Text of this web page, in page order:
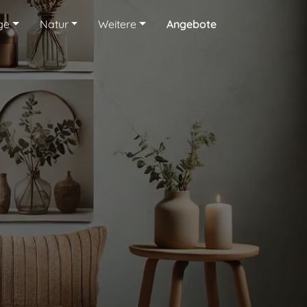
Natur Weitere Angebote